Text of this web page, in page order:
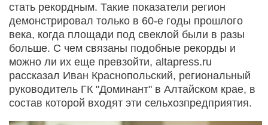
стать рекордным. Такие показатели регион
демонстрировал только в 60-е годы прошлого
века, когда площади под свеклой были в разы
больше. С чем связаны подобные рекорды и
можно ли их еще превзойти, altapress.ru
рассказал Иван Краснопольский, региональный
руководитель ГК "Доминант" в Алтайском крае, в
состав которой входят эти сельхозпредприятия.